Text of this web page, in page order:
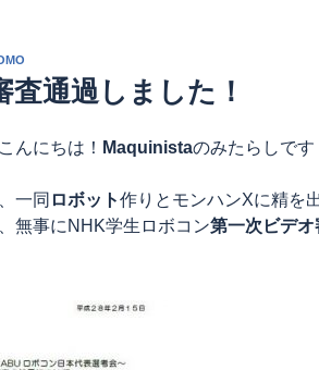
通過しました！
んにちは！ Maquinistaのみたらしです
一同 ロボット作りとモンハンXに精を
無事にNHK学生ロボコン第一次ビデオ